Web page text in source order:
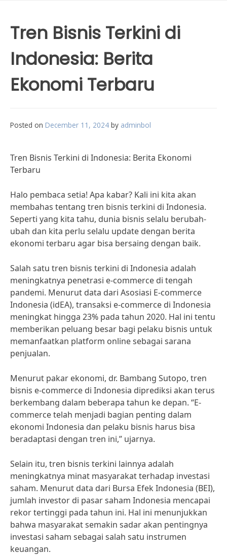
Tren Bisnis Terkini di
Indonesia: Berita
Ekonomi Terbaru
Posted on December 11, 2024 by adminbol
Tren Bisnis Terkini di Indonesia: Berita Ekonomi
Terbaru
Halo pembaca setia! Apa kabar? Kali ini kita akan
membahas tentang tren bisnis terkini di Indonesia.
Seperti yang kita tahu, dunia bisnis selalu berubah-
ubah dan kita perlu selalu update dengan berita
ekonomi terbaru agar bisa bersaing dengan baik.
Salah satu tren bisnis terkini di Indonesia adalah
meningkatnya penetrasi e-commerce di tengah
pandemi. Menurut data dari Asosiasi E-commerce
Indonesia (idEA), transaksi e-commerce di Indonesia
meningkat hingga 23% pada tahun 2020. Hal ini tentu
memberikan peluang besar bagi pelaku bisnis untuk
memanfaatkan platform online sebagai sarana
penjualan.
Menurut pakar ekonomi, dr. Bambang Sutopo, tren
bisnis e-commerce di Indonesia diprediksi akan terus
berkembang dalam beberapa tahun ke depan. “E-
commerce telah menjadi bagian penting dalam
ekonomi Indonesia dan pelaku bisnis harus bisa
beradaptasi dengan tren ini,” ujarnya.
Selain itu, tren bisnis terkini lainnya adalah
meningkatnya minat masyarakat terhadap investasi
saham. Menurut data dari Bursa Efek Indonesia (BEI),
jumlah investor di pasar saham Indonesia mencapai
rekor tertinggi pada tahun ini. Hal ini menunjukkan
bahwa masyarakat semakin sadar akan pentingnya
investasi saham sebagai salah satu instrumen
keuangan.